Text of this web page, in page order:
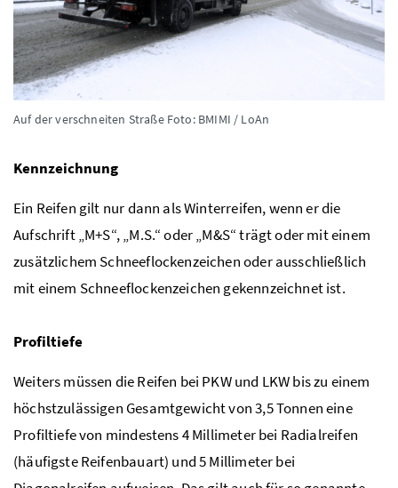
Auf der verschneiten Straße Foto: BMIMI / LoAn
Kennzeichnung
Ein Reifen gilt nur dann als Winterreifen, wenn er die
Aufschrift „M+S“, „M.S.“ oder „M&S“ trägt oder mit einem
zusätzlichem Schneeflockenzeichen oder ausschließlich
mit einem Schneeflockenzeichen gekennzeichnet ist.
Profiltiefe
Weiters müssen die Reifen bei PKWund LKWbis zu einem
höchstzulässigen Gesamtgewicht von 3,5 Tonnen eine
Profiltiefe von mindestens 4 Millimeter bei Radialreifen
(häufigste Reifenbauart) und 5 Millimeter bei